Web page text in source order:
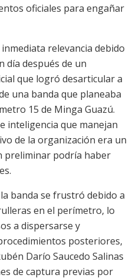
oficiales para engañar
relevancia debido
día después de un
que logró desarticular a
una banda que planeaba
15 de Minga Guazú.
inteligencia que manejan
de la organización era un
preliminar podría haber
banda se frustró debido a
en el perímetro, lo
a dispersarse y
posteriores,
Darío Saucedo Salinas
de captura previas por